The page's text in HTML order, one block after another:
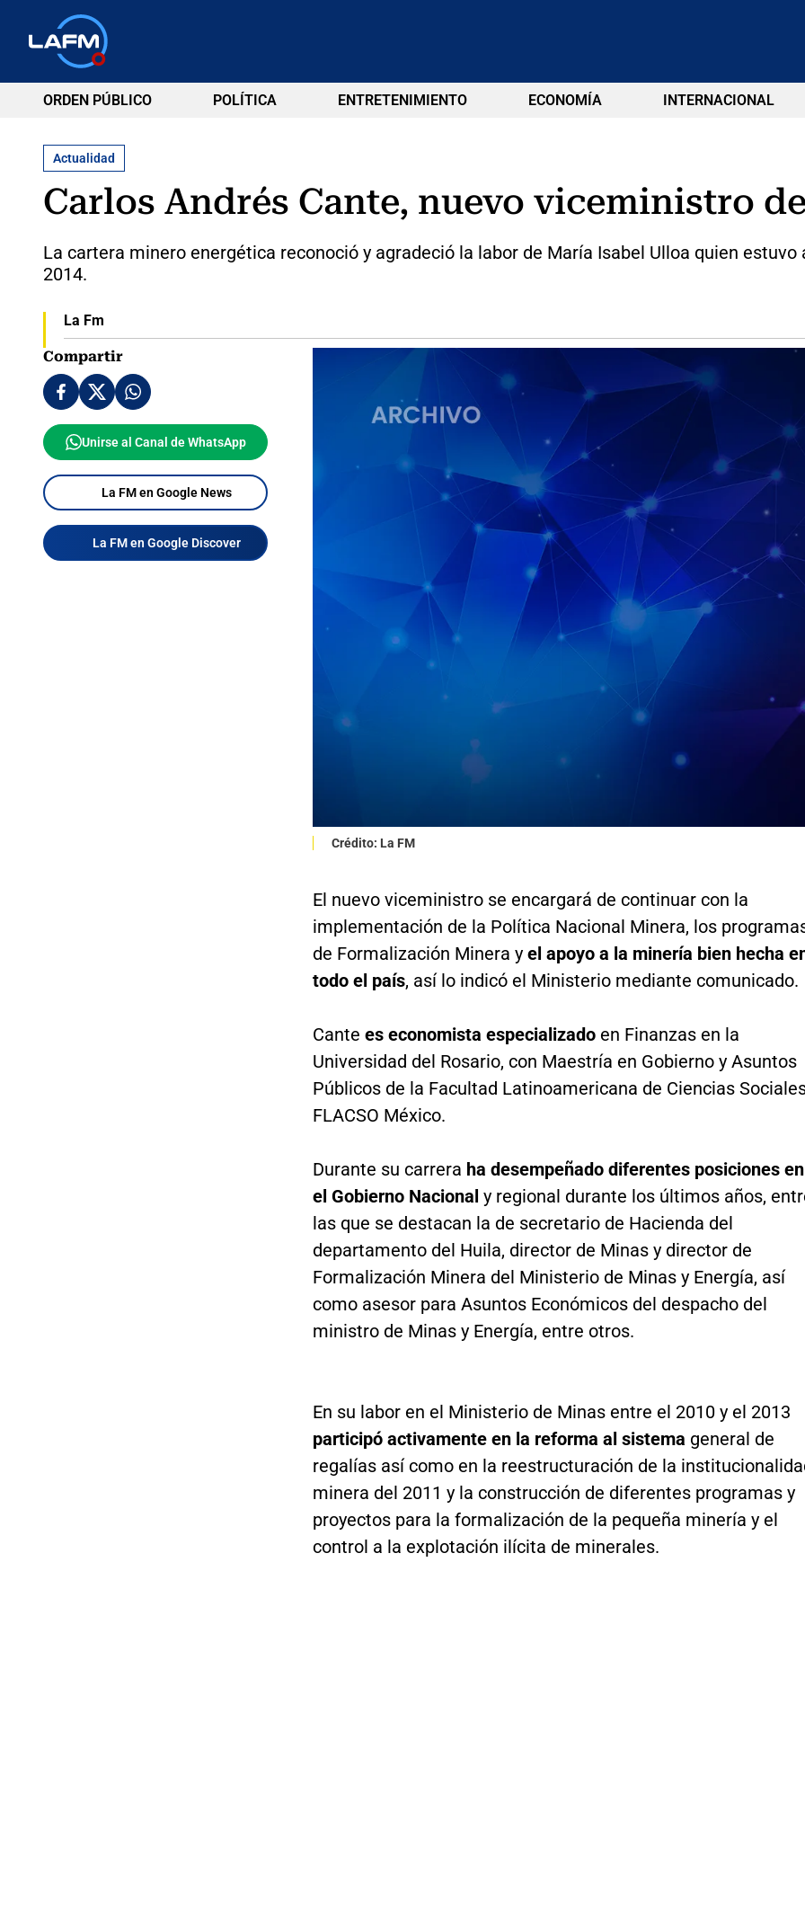
ORDEN PÚBLICO POLÍTICA ENTRETENIMIENTO ECONOMÍA INTERNACIONAL
Actualidad
Carlos Andrés Cante, nuevo viceministro
La cartera minero energética reconoció y agradeció la labor de María Isabel Ulloa quien
2014.
La Fm
Compartir
Unirse al Canal de WhatsApp
La FM en Google News
La FM en Google Discover
Crédito: La FM
El nuevo viceministro se encargará de continuar con la
implementación de la Política Nacional Minera, los
de Formalización Minera y el apoyo a la minería bien hecha
todo el país, así lo indicó el Ministerio mediante comunicado.
Cante es economista especializadoen Finanzas en la
Universidad del Rosario, con Maestría en Gobierno y Asuntos
Públicos de la Facultad Latinoamericana de Ciencias
FLACSO México.
Durante su carrera ha desempeñado diferentes posiciones en
el Gobierno Nacional y regional durante los últimos años,
las que se destacan la de secretario de Hacienda del
departamento del Huila, director de Minas y director de
Formalización Minera del Ministerio de Minas y Energía, así
como asesor para Asuntos Económicos del despacho del
ministro de Minas y Energía, entre otros.
En su labor en el Ministerio de Minas entre el 2010 y el 2013
participó activamente en la reforma al sistema general de
regalías así como en la reestructuración de la
minera del 2011 y la construcción de diferentes programas y
proyectos para la formalización de la pequeña minería y el
control a la explotación ilícita de minerales.